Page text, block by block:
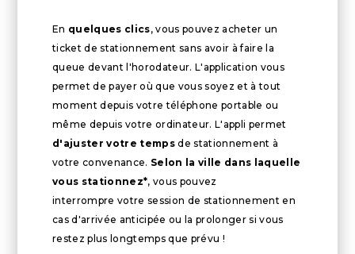
En quelques clics, vous pouvez acheter un
ticket de stationnement sans avoir à faire la
queue devant l'horodateur. L'application vous
permet de payer où que vous soyez et à tout
moment depuis votre téléphone portable ou
même depuis votre ordinateur. L'appli permet
d'ajuster votre tempsde stationnement à
votre convenance. Selon la ville dans laquelle
vous stationnez*, vous pouvez
interrompre votre session de stationnement en
cas d'arrivée anticipée ou la prolonger si vous
restez plus longtemps que prévu !